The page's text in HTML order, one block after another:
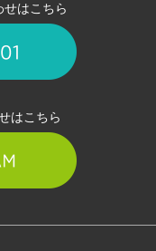
はこちら
はこちら